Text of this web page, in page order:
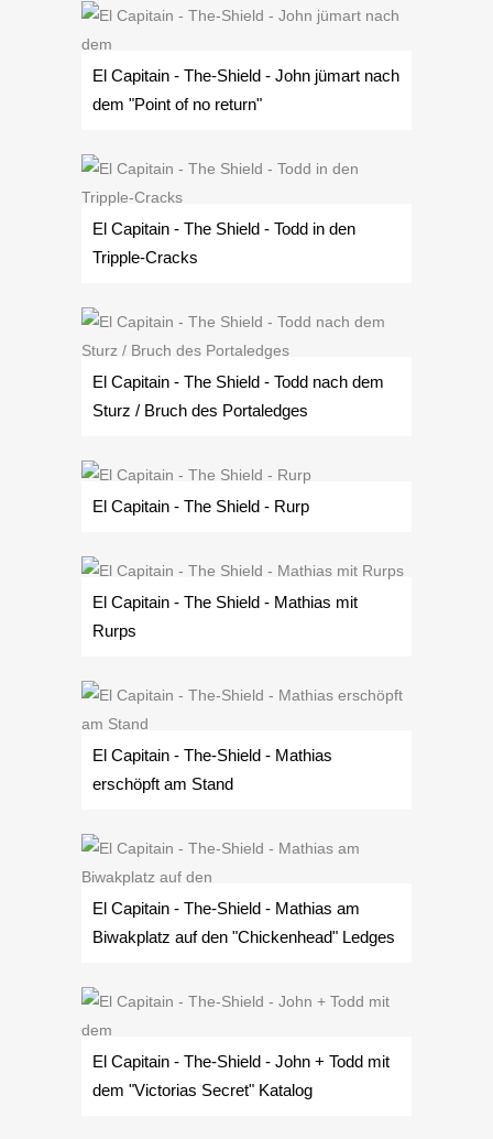
El Capitain - The-Shield - John jümart nach
dem "Point of no return"
El Capitain - The Shield - Todd in den
Tripple-Cracks
El Capitain - The Shield - Todd nach dem
Sturz / Bruch des Portaledges
El Capitain - The Shield - Rurp
El Capitain - The Shield - Mathias mit
Rurps
El Capitain - The-Shield - Mathias
erschöpft am Stand
El Capitain - The-Shield - Mathias am
Biwakplatz auf den "Chickenhead" Ledges
El Capitain - The-Shield - John + Todd mit
dem "Victorias Secret" Katalog